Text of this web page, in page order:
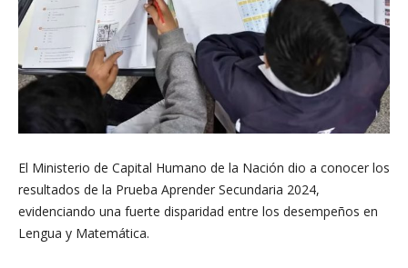
El Ministerio de Capital Humano de la Nación dio a conocer los
resultados de la Prueba Aprender Secundaria 2024,
evidenciando una fuerte disparidad entre los desempeños en
Lengua y Matemática.